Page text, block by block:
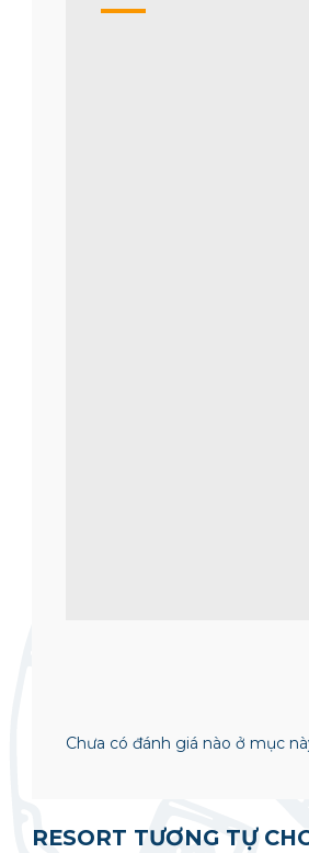
Chưa có đánh giá nào ở mục
RESORT TƯƠNG TỰ